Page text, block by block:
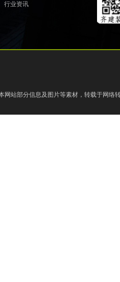
行业资讯
网站部分信息及图片等素材，转载于网络